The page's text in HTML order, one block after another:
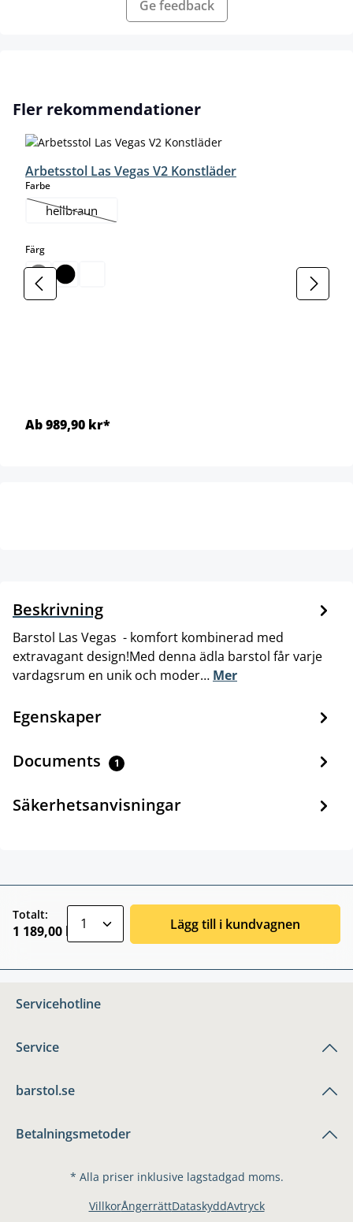
Ge feedback
Hoppa över produktgalleri
Fler rekommendationer
Arbetsstol Las Vegas V2 Konstläder
Farbeselect
hellbraun
(Det här alternativet är för närvarande inte tillgängligt.)
Färgselect
Ab 989,90 kr*
Beskrivning
Barstol Las Vegas - komfort kombinerad med
extravagant design!Med denna ädla barstol får varje
vardagsrum en unik och moder… Mer
Egenskaper
Documents 1
Säkerhetsanvisningar
Totalt:
1 189,00 kr Lägg till i kundvagnen
Servicehotline
Service
barstol.se
Betalningsmetoder
* Alla priser inklusive lagstadgad moms.
VillkorÅngerrättDataskyddAvtryck